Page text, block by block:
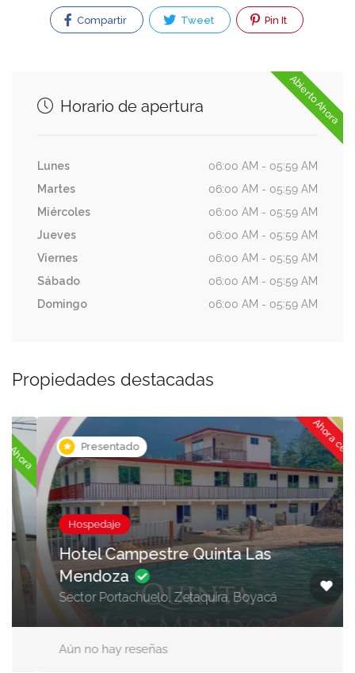
Compartir Tweet Pin It
Abierto Ahora
Horario de apertura
Lunes
06:00 AM - 05:59 AM
Martes
06:00 AM - 05:59 AM
Miércoles
06:00 AM - 05:59 AM
Jueves
06:00 AM - 05:59 AM
Viernes
06:00 AM - 05:59 AM
Sábado
06:00 AM - 05:59 AM
Domingo
06:00 AM - 05:59 AM
Propiedades destacadas
Presentado Ahora cerrado
Hospedaje
Hotel Campestre Quinta Las
Mendoza
Sector Portachuelo, Zetaquira, Boyacá
Aún no hay reseñas